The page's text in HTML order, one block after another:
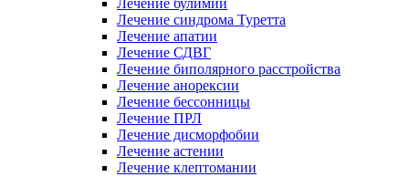
Лечение булимии
Лечение синдрома Туретта
Лечение апатии
Лечение СДВГ
Лечение биполярного расстройства
Лечение анорексии
Лечение бессонницы
Лечение ПРЛ
Лечение дисморфобии
Лечение астении
Лечение клептомании